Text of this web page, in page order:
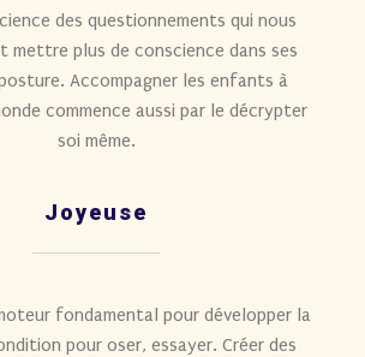
des questionnements qui nous
mettre plus de conscience dans ses
Accompagner les enfants à
commence aussi par le décrypter
soi même.
Joyeuse
fondamental pour développer la
pour oser, essayer. Créer des